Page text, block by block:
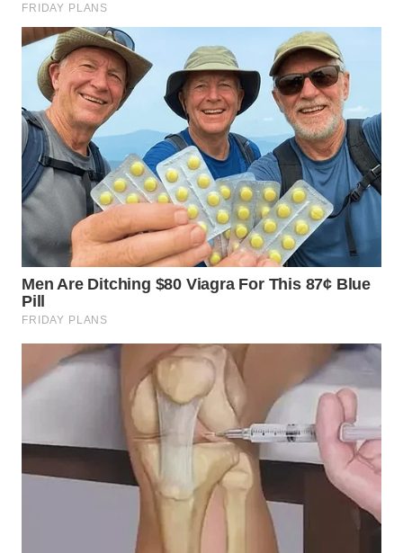
LABUHANBATU
WN
TAPANULI
TENGAH
WN DELI
SERDANG
WN
TEBING
TINGGI
WN
PAKPAK
WN
BEKASI